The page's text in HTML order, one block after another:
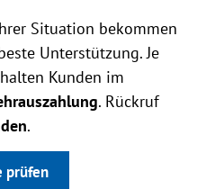
Situation bekommen
Unterstützung. Je
Kunden im
. Rückruf
.
prüfen